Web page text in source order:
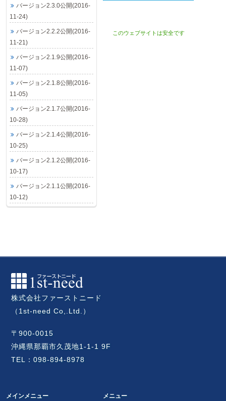
バージョン2.3.0公開(2016-
11-24)
バージョン2.2.2公開(2016-
11-21)
バージョン2.1.9公開(2016-
11-07)
バージョン2.1.8公開(2016-
11-05)
バージョン2.1.7公開(2016-
10-28)
バージョン2.1.4公開(2016-
10-25)
バージョン2.1.2公開(2016-
10-17)
バージョン2.1.1公開(2016-
10-12)
このウェブサイトは安全です
株式会社ファーストニード
（1st-need Co,.Ltd.）
〒900-0015
沖縄県那覇市久茂地1-1-1 9F
TEL：098-894-8978
メインメニュー メニュー